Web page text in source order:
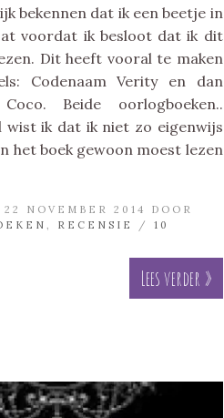
bekennen dat ik een beetje in
voordat ik besloot dat ik dit
Dit heeft vooral te maken
Codenaam Verity en dan
Coco. Beide oorlogboeken..
wist ik dat ik niet zo eigenwijs
het boek gewoon moest lezen
22 NOVEMBER 2014 DOOR
RECENSIE / 10
Lees verder »